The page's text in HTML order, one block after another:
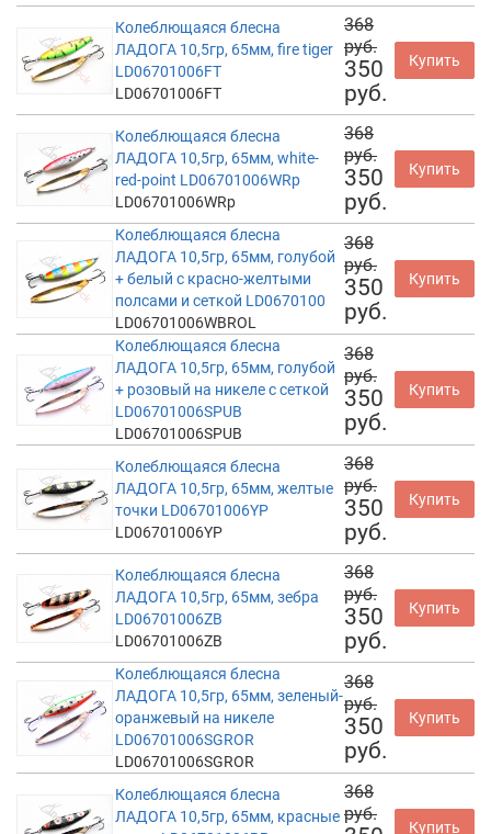
Колеблющаяся блесна
ЛАДОГА 10,5гр, 65мм, fire tiger
LD06701006FT
LD06701006FT
368
руб.
350
руб.
Купить
Колеблющаяся блесна
ЛАДОГА 10,5гр, 65мм, white-
red-point LD06701006WRp
LD06701006WRp
368
руб.
350
руб.
Купить
Колеблющаяся блесна
ЛАДОГА 10,5гр, 65мм, голубой
+ белый с красно-желтыми
полсами и сеткой LD0670100
LD06701006WBROL
368
руб.
350
руб.
Купить
Колеблющаяся блесна
ЛАДОГА 10,5гр, 65мм, голубой
+ розовый на никеле с сеткой
LD06701006SPUB
LD06701006SPUB
368
руб.
350
руб.
Купить
Колеблющаяся блесна
ЛАДОГА 10,5гр, 65мм, желтые
точки LD06701006YP
LD06701006YP
368
руб.
350
руб.
Купить
Колеблющаяся блесна
ЛАДОГА 10,5гр, 65мм, зебра
LD06701006ZB
LD06701006ZB
368
руб.
350
руб.
Купить
Колеблющаяся блесна
ЛАДОГА 10,5гр, 65мм, зеленый-
оранжевый на никеле
LD06701006SGROR
LD06701006SGROR
368
руб.
350
руб.
Купить
Колеблющаяся блесна
ЛАДОГА 10,5гр, 65мм, красные
368
руб.
Купить